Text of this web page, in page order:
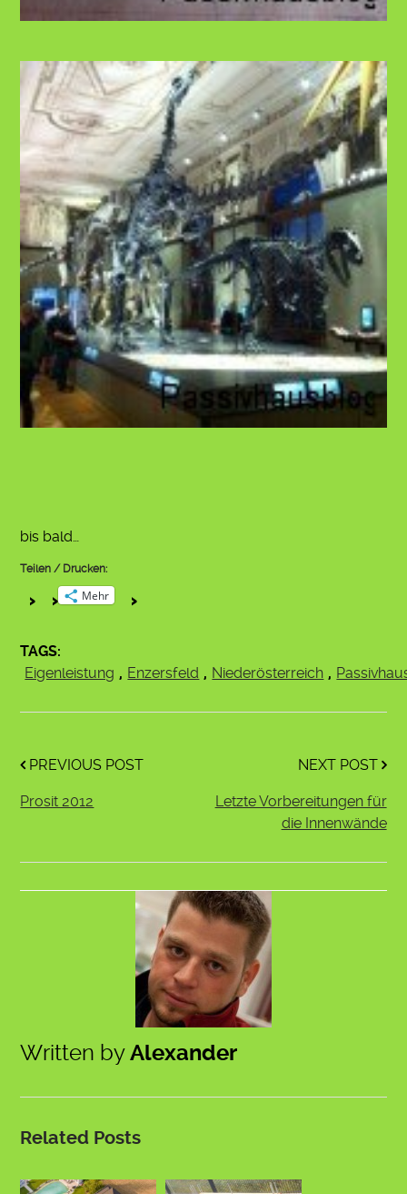
bis bald…
Teilen / Drucken:
Mehr
TAGS:
Eigenleistung , Enzersfeld , Niederösterreich ,
PREVIOUS POST
Prosit 2012
NEXT POST
Letzte Vorbereitungen für
die Innenwände
Written byAlexander
Related Posts